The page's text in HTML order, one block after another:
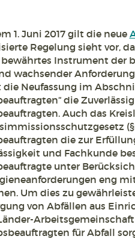
1. Juni 2017 gilt die neue
Regelung sieht vor,
bewährtes Instrument der
wachsender
Neufassung im
die
Auch das
die zur
und Fachkunde
unter
eng
Um dies zu
von Abfällen aus
für Abfall